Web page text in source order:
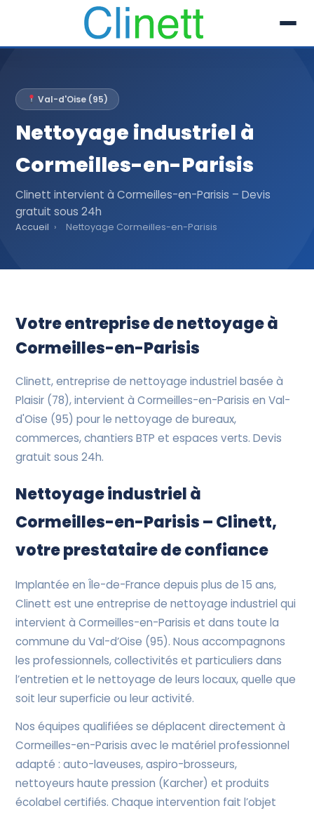
Prestations
Références
Recrutement
Devis Gratuit
Val-d'Oise (95)
Nettoyage industriel à
Cormeilles-en-Parisis
Clinett intervient à Cormeilles-en-Parisis – Devis
gratuit sous 24h
Accueil › Nettoyage Cormeilles-en-Parisis
Votre entreprise de nettoyage à
Cormeilles-en-Parisis
Clinett, entreprise de nettoyage industriel basée à
Plaisir (78), intervient à Cormeilles-en-Parisis en Val-
d'Oise (95) pour le nettoyage de bureaux,
commerces, chantiers BTP et espaces verts. Devis
gratuit sous 24h.
Nettoyage industriel à
Cormeilles-en-Parisis – Clinett,
votre prestataire de confiance
Implantée en Île-de-France depuis plus de 15 ans,
Clinett est une entreprise de nettoyage industriel qui
intervient à Cormeilles-en-Parisis et dans toute la
commune du Val-d’Oise (95). Nous accompagnons
les professionnels, collectivités et particuliers dans
l’entretien et le nettoyage de leurs locaux, quelle que
soit leur superficie ou leur activité.
Nos équipes qualifiées se déplacent directement à
Cormeilles-en-Parisis avec le matériel professionnel
adapté : auto-laveuses, aspiro-brosseurs,
nettoyeurs haute pression (Karcher) et produits
écolabel certifiés. Chaque intervention fait l’objet